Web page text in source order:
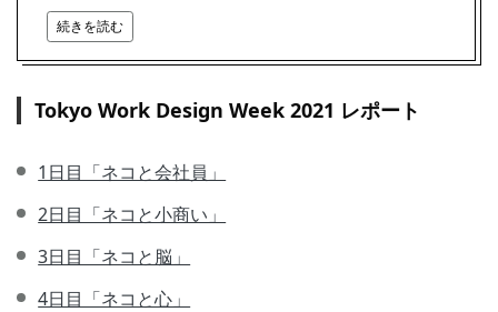
続きを読む
Tokyo Work Design Week 2021 レポート
1日目「ネコと会社員」
2日目「ネコと小商い」
3日目「ネコと脳」
4日目「ネコと心」